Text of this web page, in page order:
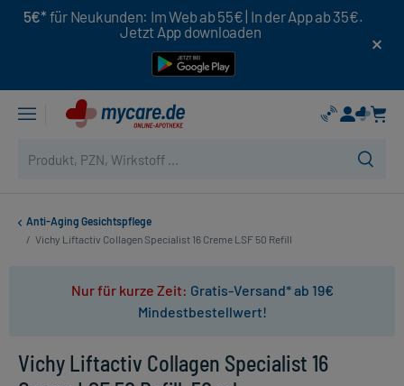
5€* für Neukunden: Im Web ab 55€ | In der App ab 35€.
Jetzt App downloaden
Anti-Aging Gesichtspflege
/ Vichy Liftactiv Collagen Specialist 16 Creme LSF 50 Refill
Nur für kurze Zeit: Gratis-Versand* ab 19€
Mindestbestellwert!
Vichy Liftactiv Collagen Specialist 16